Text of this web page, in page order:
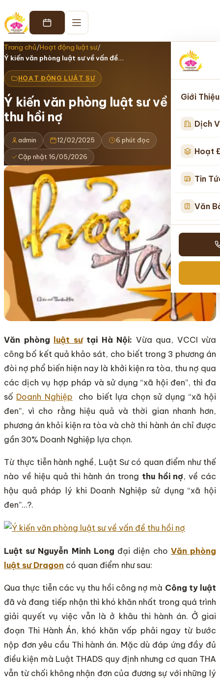
Giới Thiệu
Dịch
Hoạt
Tin
Văn
Trang chủ/Hoạt động luật sư/
Ý kiến văn phòng luật sư về vấn đề…
HOẠT ĐỘNG LUẬT SƯ
Ý kiến văn phòng luật sư về vấn đề
thu hồi nợ
admin 12/02/2025 6 phút đọc
Cập nhật 16/05/2026
Văn phòng luật sưtại Hà Nội: Vừa qua, VCCI vừa
công bố kết quả khảo sát, cho biết trong 3 phương án
đòi nợ phổ biến hiện nay là khởi kiện ra tòa, thu nợ qua
các dịch vụ hợp pháp và sử dụng “xã hội đen”, thì đa
số Doanh Nghiệp cho biết lựa chọn sử dụng “xã hội
đen”, vì cho rằng hiệu quả và thời gian nhanh hơn,
phương án khỏi kiện ra tòa và chờ thi hành án chỉ được
gần 30% Doanh Nghiệp lựa chọn.
Từ thực tiễn hành nghề, Luật Sư có quan điểm như thế
nào về hiệu quả thi hành án trong thu hồi nợ, về các
hậu quả pháp lý khi Doanh Nghiệp sử dụng “xã hội
đen”…?.
Luật sư Nguyễn Minh Long đại diện cho Văn phòng
luật sư Dragon có quan điểm như sau:
Qua thực tiễn các vụ thu hồi công nợ mà Công ty luật
đã và đang tiếp nhận thì khó khăn nhất trong quá trình
giải quyết vụ việc vẫn là ở khâu thi hành án. Ở giai
đoạn Thi Hành Án, khó khăn vấp phải ngay từ bước
nộp đơn yêu cầu Thi hành án. Mặc dù đáp ứng đầy đủ
điều kiện mà Luật THADS quy định nhưng cơ quan THA
vẫn từ chối không nhận đơn của đương sự với những lý